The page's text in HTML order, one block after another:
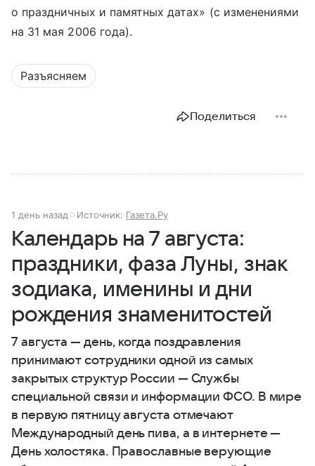
о праздничных и памятных датах» (с изменениями
на 31 мая 2006 года).
Разъясняем
Поделиться
1 день назад Источник: Газета.Ру
Календарь на 7 августа:
праздники, фаза Луны, знак
зодиака, именины и дни
рождения знаменитостей
7 августа — день, когда поздравления
принимают сотрудники одной из самых
закрытых структур России — Службы
специальной связи и информации ФСО. В мире
в первую пятницу августа отмечают
Международный день пива, а в интернете —
День холостяка. Православные верующие